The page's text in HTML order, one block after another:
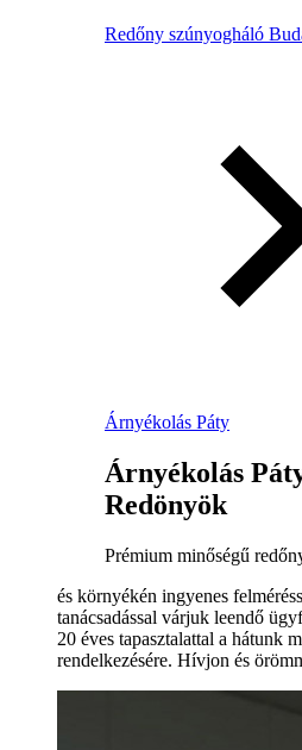
Redőny szúnyogháló
Árnyékolás Páty
Árnyékolás
Redönyök
Prémium minőségű
és környékén ingyenes
tanácsadással várjuk leendő
20 éves tapasztalattal a hátunk
rendelkezésére. Hívjon és